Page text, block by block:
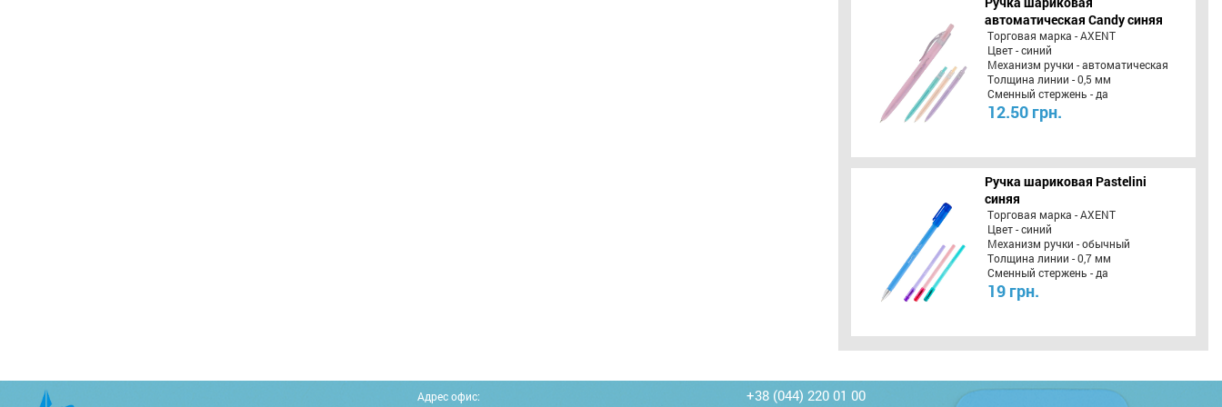
автоматическая Candy синяя
Торговая марка - AXENT
Цвет - синий
Механизм ручки - автоматическая
Толщина линии - 0,5 мм
Сменный стержень - да
12.50 грн.
Ручка шариковая Pastelini
синяя
Торговая марка - AXENT
Цвет - синий
Механизм ручки - обычный
Толщина линии - 0,7 мм
Сменный стержень - да
19 грн.
Адрес офис:
+38 (044) 220 01 00